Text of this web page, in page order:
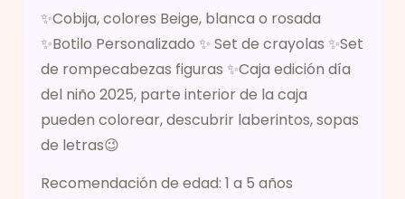
✨Cobija, colores Beige, blanca o rosada
✨Botilo Personalizado ✨ Set de crayolas ✨Set
de rompecabezas figuras ✨Caja edición día
del niño 2025, parte interior de la caja
pueden colorear, descubrir laberintos, sopas
de letras😉
Recomendación de edad: 1 a 5 años